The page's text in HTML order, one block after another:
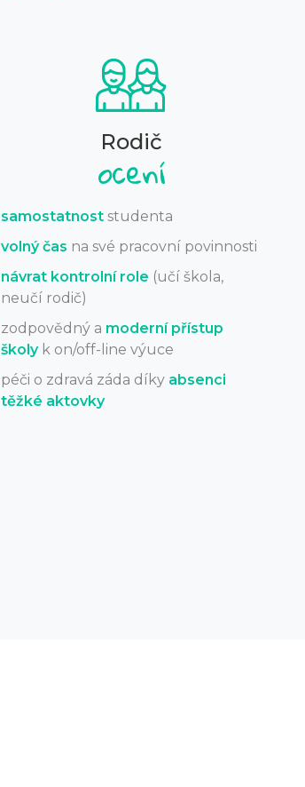
Rodič
samostatnost studenta
volný čas na své pracovní povinnosti
návrat kontrolní role (učí škola,
neučí rodič)
zodpovědný a moderní přístup
školyk on/off-line výuce
péči o zdravá záda díky absenci
těžké aktovky